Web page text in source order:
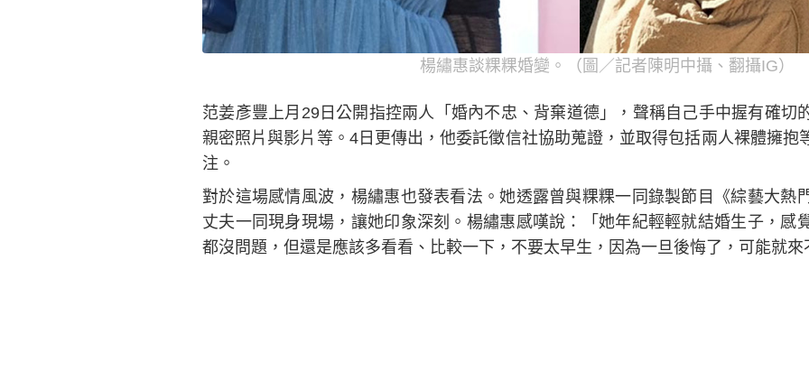
楊繡惠談粿粿婚變。（圖／記者陳明中攝、翻攝IG）
范姜彥豐上月29日公開指控兩人「婚內不忠、背棄道德」，聲稱自己手中握有確切
親密照片與影片等。4日更傳出，他委託徵信社協助蒐證，並取得包括兩人裸體擁抱
注。
對於這場感情風波，楊繡惠也發表看法。她透露曾與粿粿一同錄製節目《綜藝大熱
丈夫一同現身現場，讓她印象深刻。楊繡惠感嘆說：「她年紀輕輕就結婚生子，感
都沒問題，但還是應該多看看、比較一下，不要太早生，因為一旦後悔了，可能就來